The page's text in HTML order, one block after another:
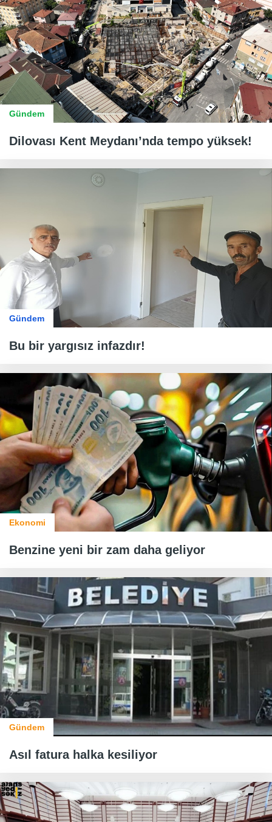
Gündem
Dilovası Kent Meydanı’nda tempo yüksek!
Gündem
Bu bir yargısız infazdır!
Ekonomi
Benzine yeni bir zam daha geliyor
Gündem
Asıl fatura halka kesiliyor